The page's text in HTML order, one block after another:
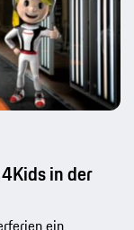
in der